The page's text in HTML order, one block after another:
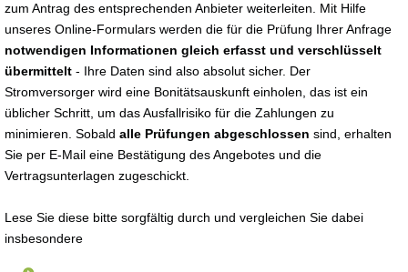
zum Antrag des entsprechenden Anbieter weiterleiten. Mit Hilfe
unseres Online-Formulars werden die für die Prüfung Ihrer Anfrage
notwendigen Informationen gleich erfasst und verschlüsselt
übermittelt - Ihre Daten sind also absolut sicher. Der
Stromversorger wird eine Bonitätsauskunft einholen, das ist ein
üblicher Schritt, um das Ausfallrisiko für die Zahlungen zu
minimieren. Sobald alle Prüfungen abgeschlossen sind, erhalten
Sie per E-Mail eine Bestätigung des Angebotes und die
Vertragsunterlagen zugeschickt.
Lese Sie diese bitte sorgfältig durch und vergleichen Sie dabei
insbesondere